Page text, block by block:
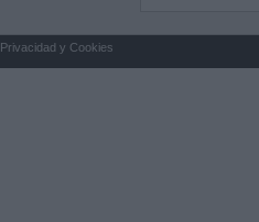
Privacidad y Cookies